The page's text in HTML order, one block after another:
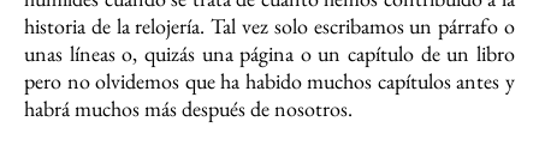
historia de la relojería. Tal vez solo escribamos un párrafo o
unas líneas o, quizás una página o un capítulo de un libro
pero no olvidemos que ha habido muchos capítulos antes y
habrá muchos más después de nosotros.